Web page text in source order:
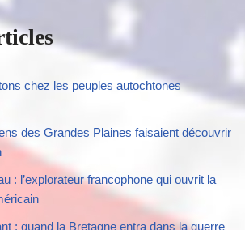
chez les peuples autochtones
des Grandes Plaines faisaient découvrir
: l’explorateur francophone qui ouvrit la
: quand la Bretagne entra dans la guerre